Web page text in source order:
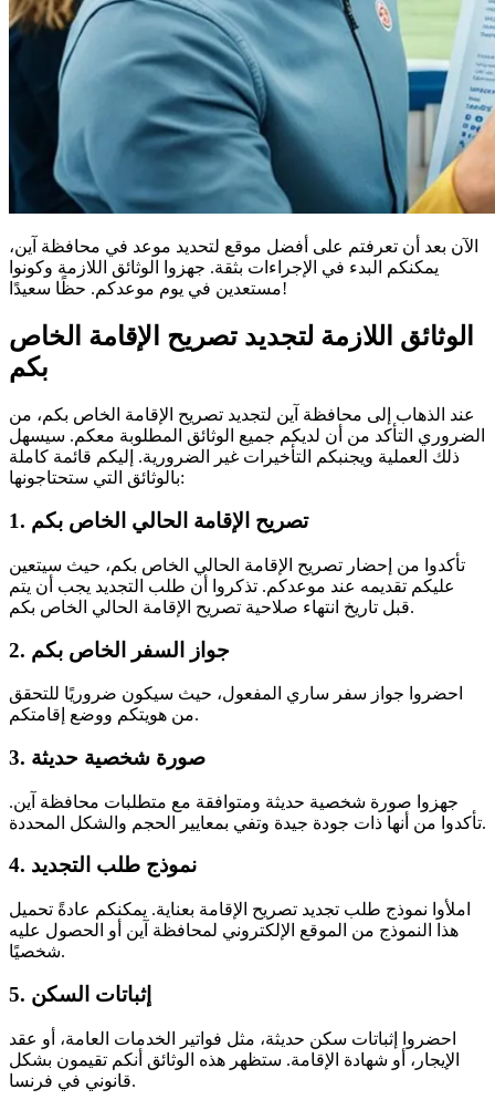
الآن بعد أن تعرفتم على أفضل موقع لتحديد موعد في محافظة آين،
يمكنكم البدء في الإجراءات بثقة. جهزوا الوثائق اللازمة وكونوا
مستعدين في يوم موعدكم. حظًا سعيدًا!
الوثائق اللازمة لتجديد تصريح الإقامة الخاص
بكم
عند الذهاب إلى محافظة آين لتجديد تصريح الإقامة الخاص بكم، من
الضروري التأكد من أن لديكم جميع الوثائق المطلوبة معكم. سيسهل
ذلك العملية ويجنبكم التأخيرات غير الضرورية. إليكم قائمة كاملة
بالوثائق التي ستحتاجونها:
1. تصريح الإقامة الحالي الخاص بكم
تأكدوا من إحضار تصريح الإقامة الحالي الخاص بكم، حيث سيتعين
عليكم تقديمه عند موعدكم. تذكروا أن طلب التجديد يجب أن يتم
قبل تاريخ انتهاء صلاحية تصريح الإقامة الحالي الخاص بكم.
2. جواز السفر الخاص بكم
احضروا جواز سفر ساري المفعول، حيث سيكون ضروريًا للتحقق
من هويتكم ووضع إقامتكم.
3. صورة شخصية حديثة
جهزوا صورة شخصية حديثة ومتوافقة مع متطلبات محافظة آين.
تأكدوا من أنها ذات جودة جيدة وتفي بمعايير الحجم والشكل المحددة.
4. نموذج طلب التجديد
املأوا نموذج طلب تجديد تصريح الإقامة بعناية. يمكنكم عادةً تحميل
هذا النموذج من الموقع الإلكتروني لمحافظة آين أو الحصول عليه
شخصيًا.
5. إثباتات السكن
احضروا إثباتات سكن حديثة، مثل فواتير الخدمات العامة، أو عقد
الإيجار، أو شهادة الإقامة. ستظهر هذه الوثائق أنكم تقيمون بشكل
قانوني في فرنسا.